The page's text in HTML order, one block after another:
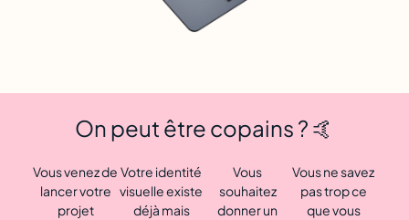
On peut être copains ? 🤙
Vous venez de
lancer votre
projet
Votre identité
visuelle existe
déjà mais
Vous
souhaitez
donner un
Vous ne savez
pas trop ce
que vous